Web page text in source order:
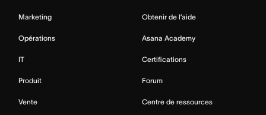
Marketing
Opérations
IT
Produit
Vente
Obtenir de l’aide
Asana Academy
Certifications
Forum
Centre de ressources